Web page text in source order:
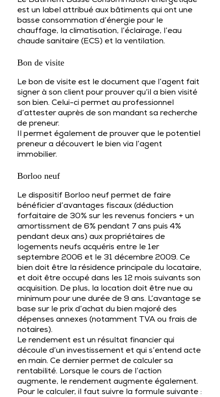
est un label attribué aux bâtiments qui ont une
basse consommation d’énergie pour le
chauffage, la climatisation, l’éclairage, l’eau
chaude sanitaire (ECS) et la ventilation.
Bon de visite
Le bon de visite est le document que l’agent fait
signer à son client pour prouver qu’il a bien visité
son bien. Celui-ci permet au professionnel
d’attester auprès de son mandant sa recherche
de preneur.
Il permet également de prouver que le potentiel
preneur a découvert le bien via l’agent
immobilier.
Borloo neuf
Le dispositif Borloo neuf permet de faire
bénéficier d’avantages fiscaux (déduction
forfaitaire de 30% sur les revenus fonciers + un
amortissment de 6% pendant 7 ans puis 4%
pendant deux ans) aux propriétaires de
logements neufs acquéris entre le 1er
septembre 2006 et le 31 décembre 2009. Ce
bien doit être la résidence principale du locataire,
et doit être occupé dans les 12 mois suivants son
acquisition. De plus, la location doit être nue au
minimum pour une durée de 9 ans. L’avantage se
base sur le prix d’achat du bien majoré des
dépenses annexes (notamment TVA ou frais de
notaires).
Le rendement est un résultat financier qui
découle d’un investissement et qui s’entend acte
en main. Ce dernier permet de calculer sa
rentabilité. Lorsque le cours de l’action
augmente, le rendement augmente également.
Pour le calculer, il faut suivre la formule suivante :